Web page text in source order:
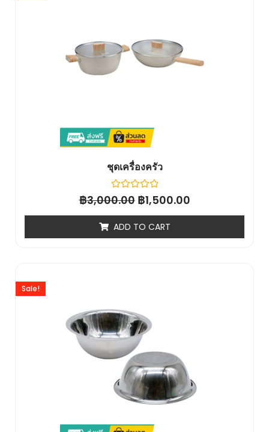
ชุดเครื่องครัว
Rated
0
5
฿3,000.00 ฿1,500.00
ADD TO CART
Sale!